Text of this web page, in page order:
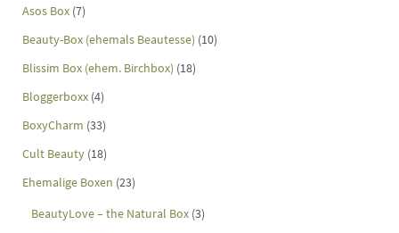
Asos Box (7)
Beauty-Box (ehemals Beautesse) (10)
Blissim Box (ehem. Birchbox) (18)
Bloggerboxx (4)
BoxyCharm (33)
Cult Beauty (18)
Ehemalige Boxen (23)
BeautyLove – the Natural Box (3)